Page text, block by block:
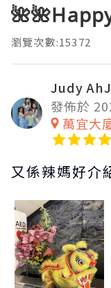
瀏覽次數:15372
Judy
發佈於
萬宜大
又係辣媽好介